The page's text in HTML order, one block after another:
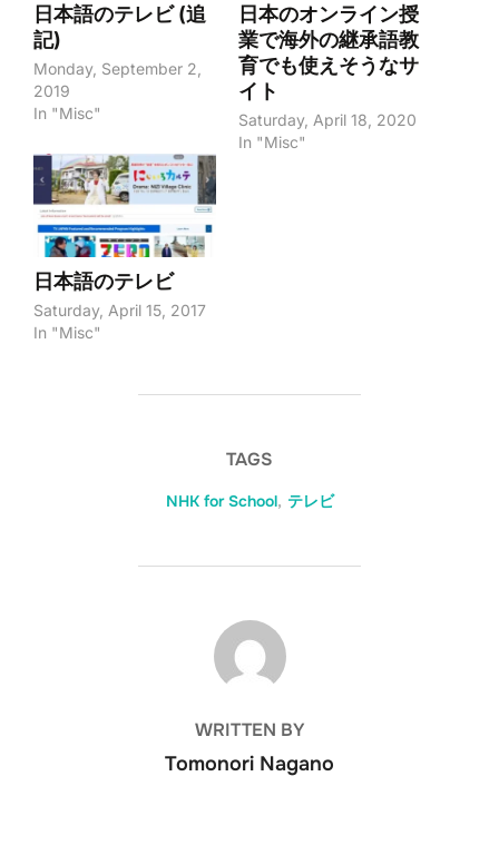
日本語のテレビ (追
記)
Monday, September 2,
2019
In "Misc"
日本のオンライン授
業で海外の継承語教
育でも使えそうなサ
イト
Saturday, April 18, 2020
In "Misc"
日本語のテレビ
Saturday, April 15, 2017
In "Misc"
TAGS
NHK for School, テレビ
POST AUTHOR
WRITTEN BY
Tomonori Nagano